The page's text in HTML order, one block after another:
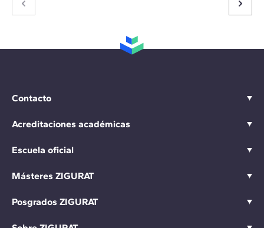
Contacto
Acreditaciones académicas
Escuela oficial
Másteres ZIGURAT
Posgrados ZIGURAT